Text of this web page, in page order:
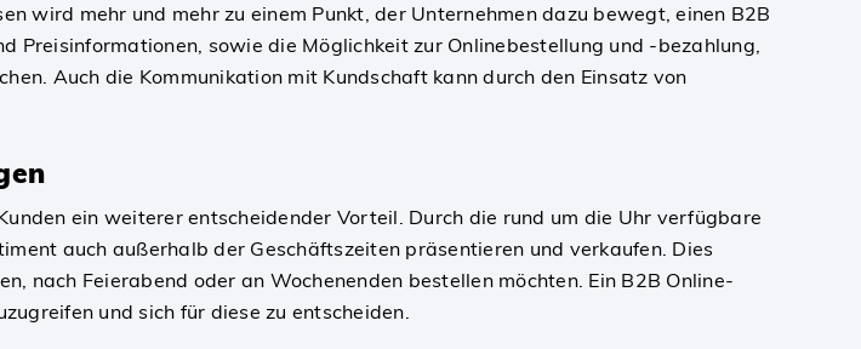
wird mehr und mehr zu einem Punkt, der Unternehmen dazu bewegt, einen B2B
sowie die Möglichkeit zur Onlinebestellung und -bezahlung,
Auch die Kommunikation mit Kundschaft kann durch den Einsatz von
ein weiterer entscheidender Vorteil. Durch die rund um die Uhr verfügbare
auch außerhalb der Geschäftszeiten präsentieren und verkaufen. Dies
nach Feierabend oder an Wochenenden bestellen möchten. Ein B2B Online-
und sich für diese zu entscheiden.